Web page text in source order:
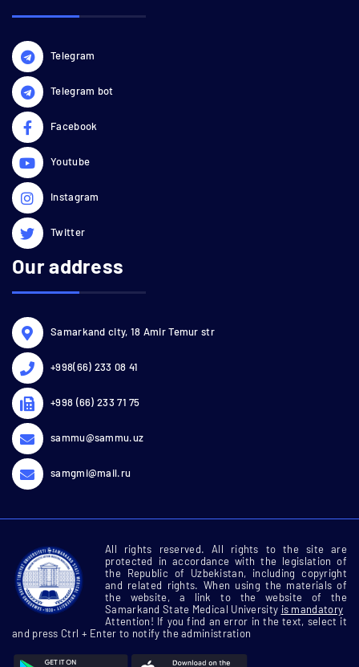
Telegram
Telegram bot
Facebook
Youtube
Instagram
Twitter
Our address
Samarkand city, 18 Amir Temur str
+998(66) 233 08 41
+998 (66) 233 71 75
sammu@sammu.uz
samgmi@mail.ru
All rights reserved. All rights to the site are
protected in accordance with the legislation of
the Republic of Uzbekistan, including copyright
and related rights. When using the materials of
the website, a link to the website of the
Samarkand State Medical University is mandatory
Attention! If you find an error in the text, select it
and press Ctrl + Enter to notify the administration